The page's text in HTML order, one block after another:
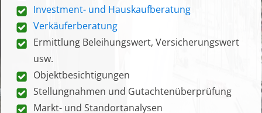
Investment- und Hauskaufberatung
Verkäuferberatung
Ermittlung Beleihungswert, Versicherungswert
usw.
Objektbesichtigungen
Stellungnahmen und Gutachtenüberprüfung
Markt- und Standortanalysen